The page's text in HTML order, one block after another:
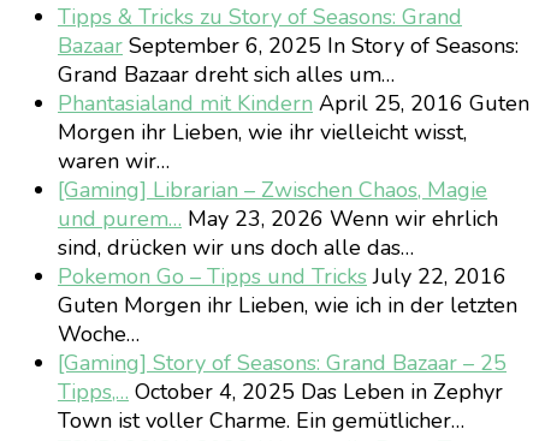
Tipps & Tricks zu Story of Seasons: Grand
Bazaar September 6, 2025 In Story of Seasons:
Grand Bazaar dreht sich alles um…
Phantasialand mit Kindern April 25, 2016 Guten
Morgen ihr Lieben, wie ihr vielleicht wisst,
waren wir…
[Gaming] Librarian – Zwischen Chaos, Magie
und purem… May 23, 2026 Wenn wir ehrlich
sind, drücken wir uns doch alle das…
Pokemon Go – Tipps und TricksJuly 22, 2016
Guten Morgen ihr Lieben, wie ich in der letzten
Woche…
[Gaming] Story of Seasons: Grand Bazaar – 25
Tipps,… October 4, 2025 Das Leben in Zephyr
Town ist voller Charme. Ein gemütlicher…